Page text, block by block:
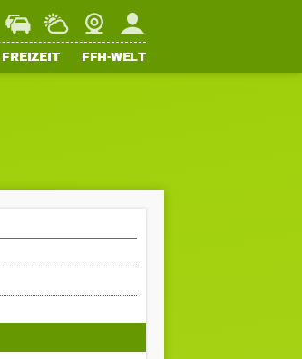
StaupilotWetterWebcamMein FFH
FREIZEIT FFH-WELT